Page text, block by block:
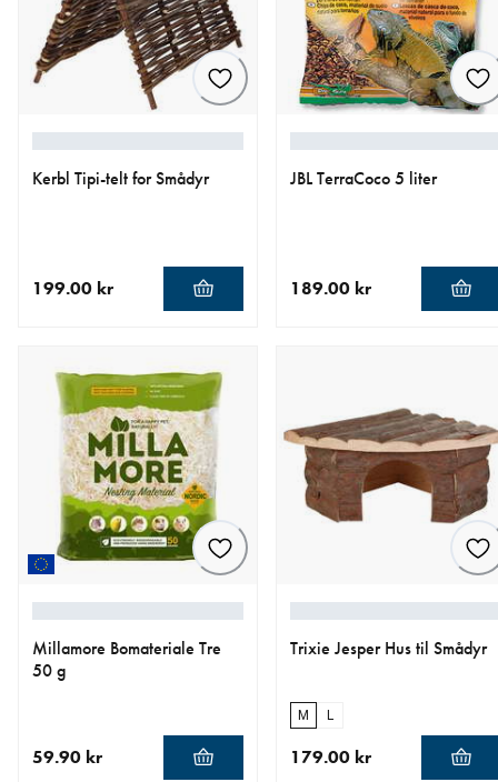
Kerbl Tipi-telt for Smådyr
199.00 kr
JBL TerraCoco 5 liter
189.00 kr
Millamore Bomateriale Tre
50 g
59.90 kr
Trixie Jesper Hus til Smådyr
M L
179.00 kr